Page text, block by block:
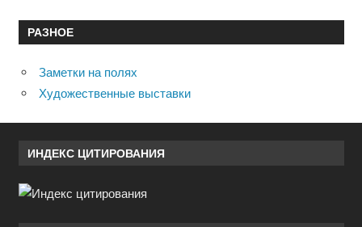
РАЗНОЕ
Заметки на полях
Художественные выставки
ИНДЕКС ЦИТИРОВАНИЯ